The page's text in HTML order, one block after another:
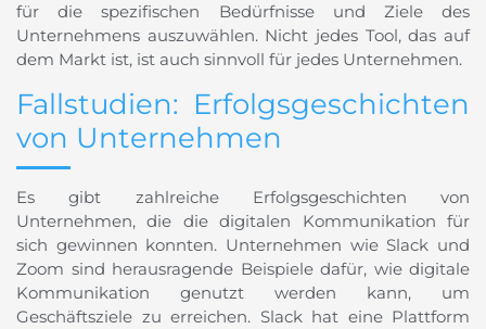
für die spezifischen Bedürfnisse und Ziele des
Unternehmens auszuwählen. Nicht jedes Tool, das auf
dem Markt ist, ist auch sinnvoll für jedes Unternehmen.
Fallstudien: Erfolgsgeschichten
von Unternehmen
Es gibt zahlreiche Erfolgsgeschichten von
Unternehmen, die die digitalen Kommunikation für
sich gewinnen konnten. Unternehmen wie Slack und
Zoom sind herausragende Beispiele dafür, wie digitale
Kommunikation genutzt werden kann, um
Geschäftsziele zu erreichen. Slack hat eine Plattform